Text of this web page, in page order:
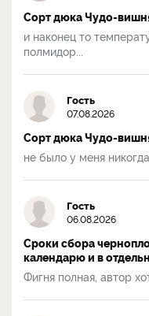
Сорт дюка Чудо-
и наконец то
полмидор...
Гость
07.08.2026
Сорт дюка Чудо-
не было у меня никогда...
Гость
06.08.2026
Сроки сбора
календарю и в
Фигня полная, автор